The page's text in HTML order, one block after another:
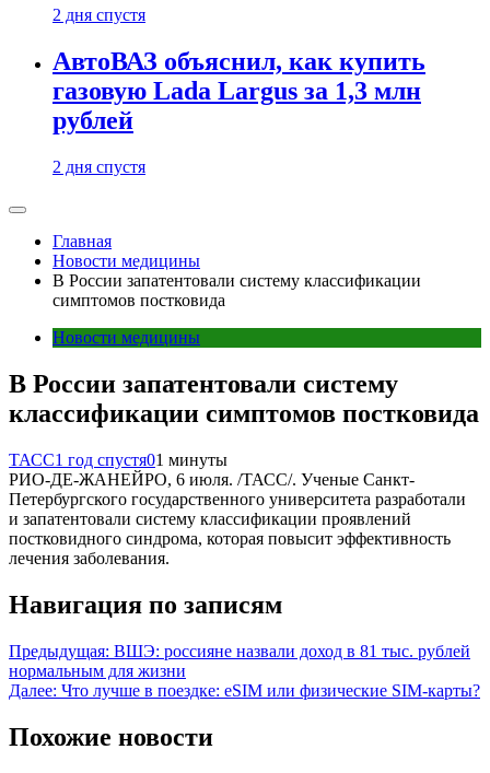
2 дня спустя
АвтоВАЗ объяснил, как купить
газовую Lada Largus за 1,3 млн
рублей
2 дня спустя
Главная
Новости медицины
В России запатентовали систему классификации
симптомов постковида
Новости медицины
В России запатентовали систему
классификации симптомов постковида
ТАСС1 год спустя01 минуты
РИО-ДЕ-ЖАНЕЙРО, 6 июля. /ТАСС/. Ученые Санкт-
Петербургского государственного университета разработали
и запатентовали систему классификации проявлений
постковидного синдрома, которая повысит эффективность
лечения заболевания.
Навигация по записям
Предыдущая: ВШЭ: россияне назвали доход в 81 тыс. рублей
нормальным для жизни
Далее: Что лучше в поездке: eSIM или физические SIM-карты?
Похожие новости